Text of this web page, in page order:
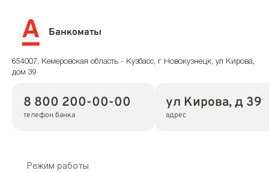
Банкоматы
654007, Кемеровская область - Кузбасс, г Новокузнецк, ул Кирова,
дом 39
8 800 200-00-00
телефон банка
ул Кирова, д 39
адрес
Режим работы